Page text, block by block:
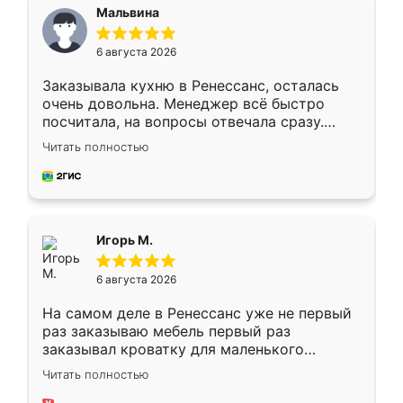
Мальвина
6 августа 2026
Заказывала кухню в Ренессанс, осталась
очень довольна. Менеджер всё быстро
посчитала, на вопросы отвечала сразу.
Замерщик приехал в субботу, подошёл к
делу со всей ответственностью. Собрали
за день, ребята работали аккуратно, даже
Читать полностью
Игорь М.
6 августа 2026
На самом деле в Ренессанс уже не первый
раз заказываю мебель первый раз
заказывал кроватку для маленького
ребёнка при его рождении ,во второй раз
заказал шкаф-купе. По качеству очень
Читать полностью